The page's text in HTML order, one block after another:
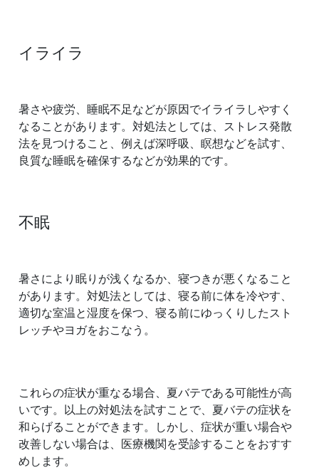
イライラ
暑さや疲労、睡眠不足などが原因でイライラしやすく
なることがあります。対処法としては、ストレス発散
法を見つけること、例えば深呼吸、瞑想などを試す、
良質な睡眠を確保するなどが効果的です。
不眠
暑さにより眠りが浅くなるか、寝つきが悪くなること
があります。対処法としては、寝る前に体を冷やす、
適切な室温と湿度を保つ、寝る前にゆっくりしたスト
レッチやヨガをおこなう。
これらの症状が重なる場合、夏バテである可能性が高
いです。以上の対処法を試すことで、夏バテの症状を
和らげることができます。しかし、症状が重い場合や
改善しない場合は、医療機関を受診することをおすす
めします。